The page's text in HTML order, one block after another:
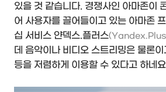
있을 것 같습니다. 경쟁사인 아마존이
어 사용자를 끌어들이고 있는 아마존
십 서비스 얀덱스.플러스
데 음악이나 비디오 스트리밍은 물론
등을 저렴하게 이용할 수 있다고 하네